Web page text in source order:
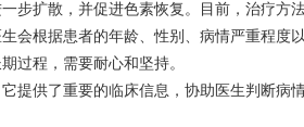
步扩散，并促进色素恢复。目前，治疗方
会根据患者的年龄、性别、病情严重程度
过程，需要耐心和坚持。
提供了重要的临床信息，协助医生判断病